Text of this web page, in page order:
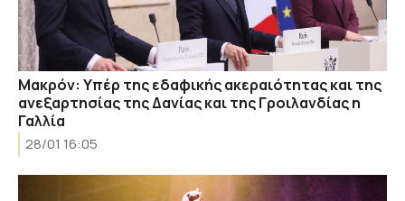
Μακρόν: Υπέρ της εδαφικής ακεραιότητας και της
ανεξαρτησίας της Δανίας και της Γροιλανδίας η
Γαλλία
28/01 16:05